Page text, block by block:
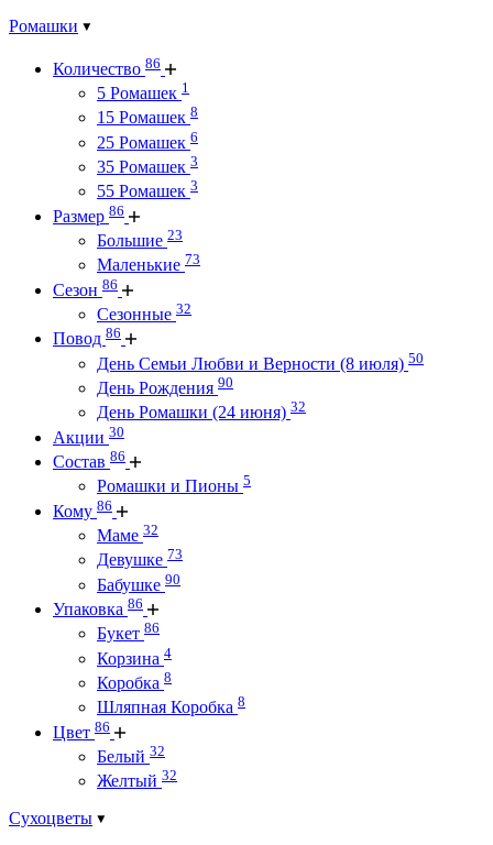
Ромашки
Количество 86
5 Ромашек 1
15 Ромашек 8
25 Ромашек 6
35 Ромашек 3
55 Ромашек 3
Размер 86
Большие 23
Маленькие 73
Сезон 86
Сезонные 32
Повод 86
День Семьи Любви и Верности (8 июля) 50
День Рождения 90
День Ромашки (24 июня) 32
Акции 30
Состав 86
Ромашки и Пионы 5
Кому 86
Маме 32
Девушке 73
Бабушке 90
Упаковка 86
Букет 86
Корзина 4
Коробка 8
Шляпная Коробка 8
Цвет 86
Белый 32
Желтый 32
Сухоцветы